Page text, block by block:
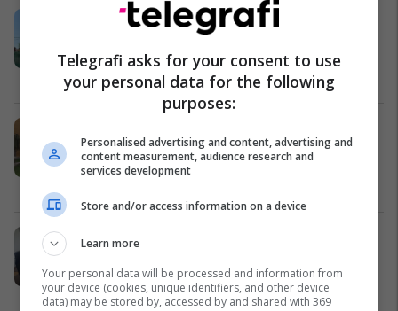
KRU “Gjakova” paralajmëron masa
ligjore: Qytetarët po hedhin
mbeturina në kanalizim
Lajme 31/07/2026
inspekton gjendjen e furnizimit me
ujë në Rahovec
Gjakova dhe Terre des hommes
shkolla më të sigurta për fëmijët
Lajme 30/07/2026
Telegrafi asks for your consent to use
your personal data for the following
purposes:
Personalised advertising and content, advertising and
content measurement, audience research and
services development
Store and/or access information on a device
Learn more
Your personal data will be processed and information from
your device (cookies, unique identifiers, and other device
data) may be stored by, accessed by and shared with 369